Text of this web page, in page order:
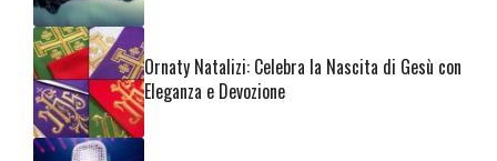
Ornaty Natalizi: Celebra la Nascita di Gesù con
Eleganza e Devozione